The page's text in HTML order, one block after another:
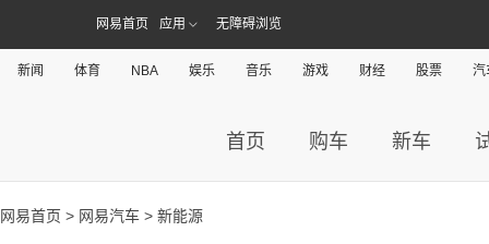
网易首页 应用 无障碍浏览
新闻 体育 NBA 娱乐 音乐 游戏 财经 股票 汽
首页 购车 新车
网易首页 > 网易汽车 > 新能源